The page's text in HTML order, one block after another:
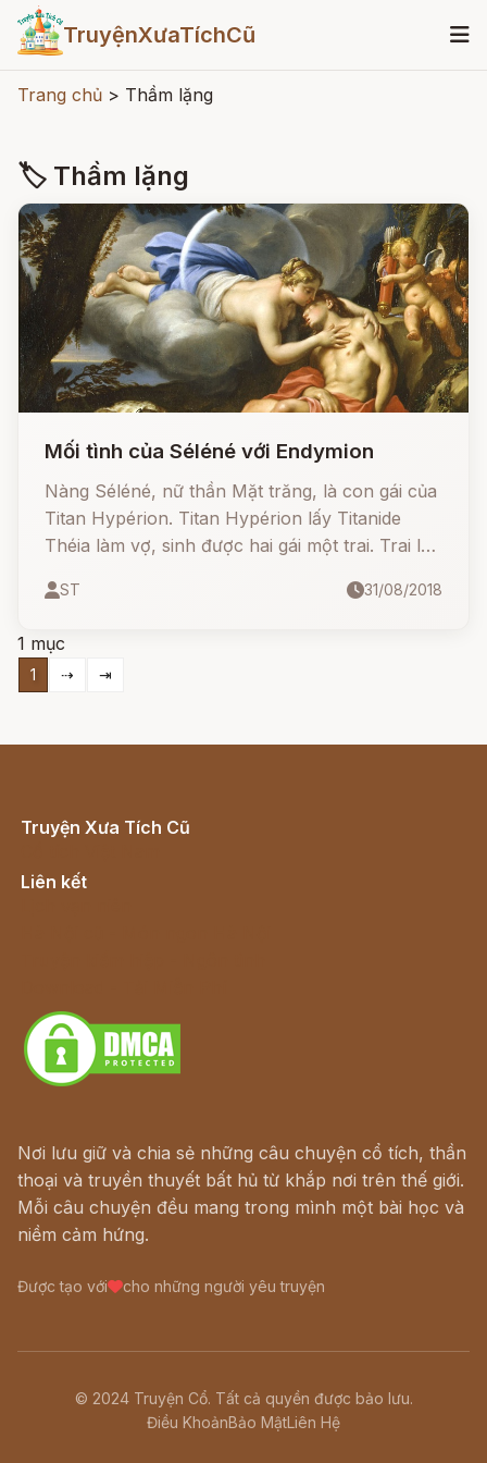
TruyệnXưaTíchCũ
Trang chủ > Thầm lặng
🏷 Thầm lặng
Mối tình của Séléné với Endymion
Nàng Séléné, nữ thần Mặt trăng, là con gái của
Titan Hypérion. Titan Hypérion lấy Titanide
Théia làm vợ, sinh được hai gái một trai. Trai là
Séléné, nữ thần Mặt trăng, và Éos, nữ thần
ST 31/08/2018
1 mục
1 ⇢ ⇥
Truyện Xưa Tích Cũ
Liên kết
Nơi lưu giữ và chia sẻ những câu chuyện cổ tích, thần
thoại và truyền thuyết bất hủ từ khắp nơi trên thế giới.
Mỗi câu chuyện đều mang trong mình một bài học và
niềm cảm hứng.
Được tạo với cho những người yêu truyện
© 2024 Truyện Cổ. Tất cả quyền được bảo lưu.
Điều KhoảnBảo MậtLiên Hệ